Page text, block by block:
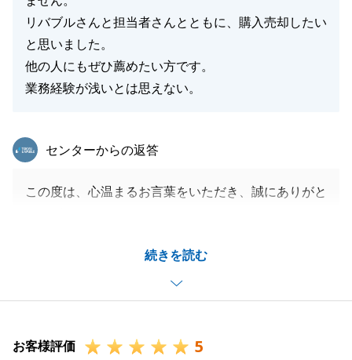
リバブルさんと担当者さんとともに、購入売却したい
と思いました。
他の人にもぜひ薦めたい方です。
業務経験が浅いとは思えない。
続きを読む
東急リバブル
センターからの返答
この度は、心温まるお言葉をいただき、誠にありがと
ただき、身に余る光栄です。
お客様にご満足いただけたこと、そして、そうしたお
気持ちを伝えていただけたこと、担当者としてこの上
ご自宅のご売却につきましても、引き続き全力でサポ
お客様評価 5